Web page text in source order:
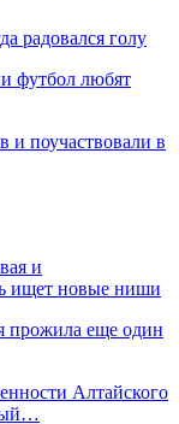
радовался голу
футбол любят
и поучаствовали в
и
ищет новые ниши
прожила еще один
Алтайского